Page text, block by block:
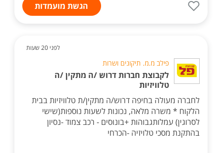
הגשת מועמדות
לפני 20 שעות
פילב מ.מ. תיקונים ושרות
לקבוצת חברות דרוש /ה מתקין /ה
טלוויזיות
לחברה מעולה בחיפה דרוש/ה מתקין/ת טלוויזיות בבית
הלקוח * משרה מלאה, נכונות לשעות נוספות(שישי
לסרוגין) עמלותגבוהות +בונוסים - רכב צמוד -נסיון
בהתקנת מסכי טלויזיה -הכרחי